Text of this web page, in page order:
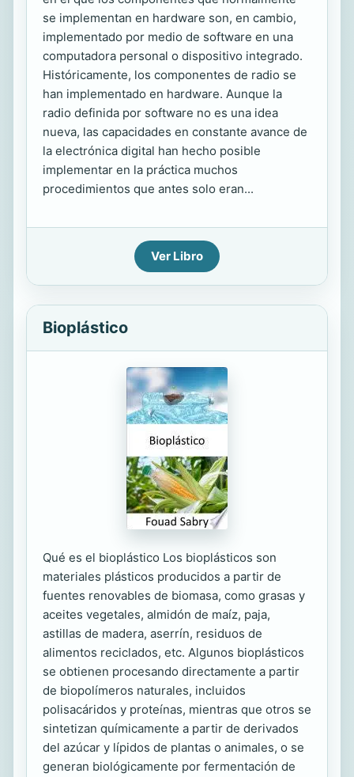
se implementan en hardware son, en cambio,
implementado por medio de software en una
computadora personal o dispositivo integrado.
Históricamente, los componentes de radio se
han implementado en hardware. Aunque la
radio definida por software no es una idea
nueva, las capacidades en constante avance de
la electrónica digital han hecho posible
implementar en la práctica muchos
procedimientos que antes solo eran...
Ver Libro
Bioplástico
Qué es el bioplástico Los bioplásticos son
materiales plásticos producidos a partir de
fuentes renovables de biomasa, como grasas y
aceites vegetales, almidón de maíz, paja,
astillas de madera, aserrín, residuos de
alimentos reciclados, etc. Algunos bioplásticos
se obtienen procesando directamente a partir
de biopolímeros naturales, incluidos
polisacáridos y proteínas, mientras que otros se
sintetizan químicamente a partir de derivados
del azúcar y lípidos de plantas o animales, o se
generan biológicamente por fermentación de